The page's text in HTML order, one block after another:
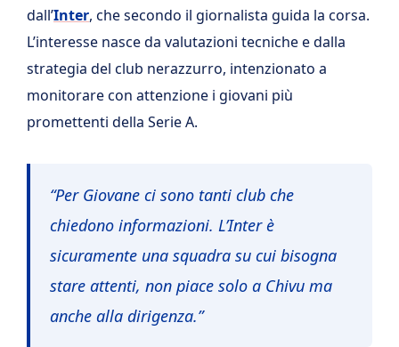
dall’Inter, che secondo il giornalista guida la corsa.
L’interesse nasce da valutazioni tecniche e dalla
strategia del club nerazzurro, intenzionato a
monitorare con attenzione i giovani più
promettenti della Serie A.
“Per Giovane ci sono tanti club che
chiedono informazioni. L’Inter è
sicuramente una squadra su cui bisogna
stare attenti, non piace solo a Chivu ma
anche alla dirigenza.”